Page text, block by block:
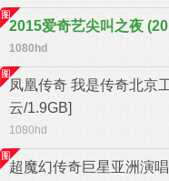
2015爱奇艺尖叫之夜
1080hd
凤凰传奇 我是传奇北京
云/1.9GB]
1080hd
超魔幻传奇巨星亚洲演